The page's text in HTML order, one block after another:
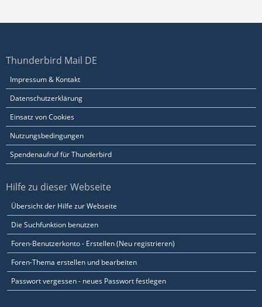
Thunderbird Mail DE
Impressum & Kontakt
Datenschutzerklärung
Einsatz von Cookies
Nutzungsbedingungen
Spendenaufruf für Thunderbird
Hilfe zu dieser Webseite
Übersicht der Hilfe zur Webseite
Die Suchfunktion benutzen
Foren-Benutzerkonto - Erstellen (Neu registrieren)
Foren-Thema erstellen und bearbeiten
Passwort vergessen - neues Passwort festlegen